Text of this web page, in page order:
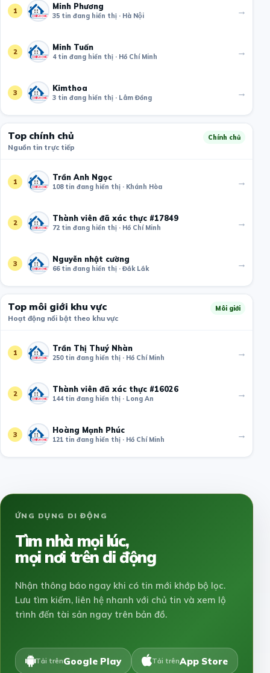
1 Minh Phương
35 tin đang hiển thị · Hà Nội →
2 Minh Tuấn
4 tin đang hiển thị · Hồ Chí Minh →
3 Kimthoa
3 tin đang hiển thị · Lâm Đồng →
Top chính chủ
Nguồn tin trực tiếp
Chính chủ
1 Trần Anh Ngọc
108 tin đang hiển thị · Khánh Hòa →
2 Thành viên đã xác thực #17849
72 tin đang hiển thị · Hồ Chí Minh →
3 Nguyễn nhật cường
66 tin đang hiển thị · Đắk Lắk →
Top môi giới khu vực
Hoạt động nổi bật theo khu vực
Môi giới
1 Trần Thị Thuý Nhàn
250 tin đang hiển thị · Hồ Chí Minh →
2 Thành viên đã xác thực #16026
144 tin đang hiển thị · Long An →
3 Hoàng Mạnh Phúc
121 tin đang hiển thị · Hồ Chí Minh →
ỨNG DỤNG DI ĐỘNG
Tìm nhà mọi lúc,
mọi nơi trên di động
Nhận thông báo ngay khi có tin mới khớp bộ lọc.
Lưu tìm kiếm, liên hệ nhanh với chủ tin và xem lộ
trình đến tài sản ngay trên bản đồ.
Tải trênGoogle Play Tải trênApp Store